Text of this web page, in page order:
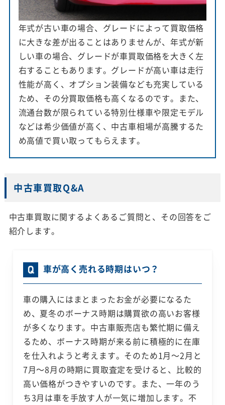
年式が古い車の場合、グレードによって買取価格
に大きな差が出ることはありませんが、年式が新
しい車の場合、グレードが車買取価格を大きく左
右することもあります。グレードが高い車は走行
性能が高く、オプション装備なども充実している
ため、その分買取価格も高くなるのです。また、
流通台数が限られている特別仕様車や限定モデル
などは希少価値が高く、中古車相場が高騰するた
め高値で買い取ってもらえます。
中古車買取Q&A
中古車買取に関するよくあるご質問と、その回答をご
紹介します。
車が高く売れる時期はいつ？
車の購入にはまとまったお金が必要になるた
め、夏冬のボーナス時期は購買欲の高いお客様
が多くなります。中古車販売店も繁忙期に備え
るため、ボーナス時期が来る前に積極的に在庫
を仕入れようと考えます。そのため1月～2月と
7月～8月の時期に買取査定を受けると、比較的
高い価格がつきやすいのです。また、一年のう
ち3月は車を手放す人が一気に増加します。不